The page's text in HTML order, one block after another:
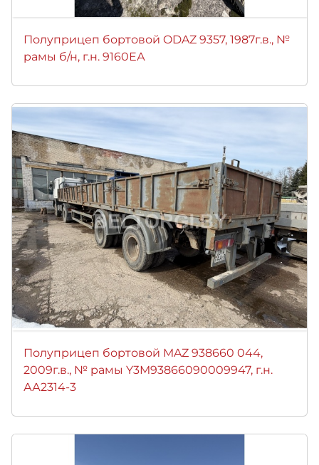
Полуприцеп бортовой ODAZ 9357, 1987г.в., №
рамы б/н, г.н. 9160ЕА
Полуприцеп бортовой MAZ 938660 044,
2009г.в., № рамы Y3M93866090009947, г.н.
АА2314-3